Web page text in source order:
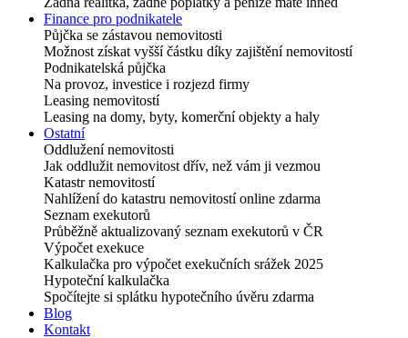
Finance pro podnikatele
Půjčka se zástavou nemovitosti
Možnost získat vyšší částku díky zajištění nemovitostí
Podnikatelská půjčka
Na provoz, investice i rozjezd firmy
Leasing nemovitostí
Leasing na domy, byty, komerční objekty a haly
Ostatní
Oddlužení nemovitosti
Jak oddlužit nemovitost dřív, než vám ji vezmou
Katastr nemovitostí
Nahlížení do katastru nemovitostí online zdarma
Seznam exekutorů
Průběžně aktualizovaný seznam exekutorů v ČR
Výpočet exekuce
Kalkulačka pro výpočet exekučních srážek 2025
Hypoteční kalkulačka
Spočítejte si splátku hypotečního úvěru zdarma
Blog
Kontakt